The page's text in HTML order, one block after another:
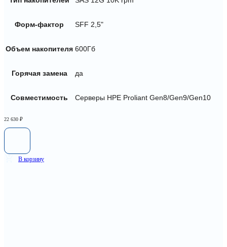
Форм-фактор SFF 2,5"
Объем накопителя 600Гб
Горячая замена да
Совместимость Серверы HPE Proliant Gen8/Gen9/Gen10
22 630 ₽
В корзину